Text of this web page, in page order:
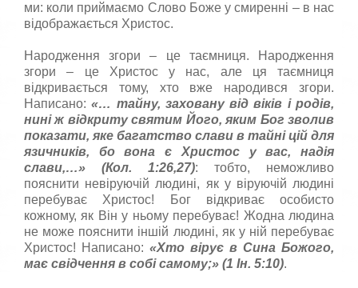
ми: коли приймаємо Слово Боже у смиренні – в нас
відображається Христос.
Народження згори – це таємниця. Народження
згори – це Христос у нас, але ця таємниця
відкривається тому, хто вже народився згори.
Написано:«… тайну, заховану вiд вiкiв iро­­­дiв,
нинiж вiдкриту святим Його, яким Бог зволив
показати, яке багатство слави в тайнiцiй для
язичникiв, бо вона є Хрис­тос у вас, надiя
слави,…» (Кол. 1:26,27): тобто, неможливо
пояснити невіруючій людині, як у віруючій людині
перебуває Христос! Бог відкриває особисто
кожному, як Він у ньому перебуває! Жодна людина
не може пояснити іншій людині, як у ній перебуває
Христос! Написано: «Хто вірує в Си­на Божого,
має свідчення в собі самому;» (1 Ін. 5:10).